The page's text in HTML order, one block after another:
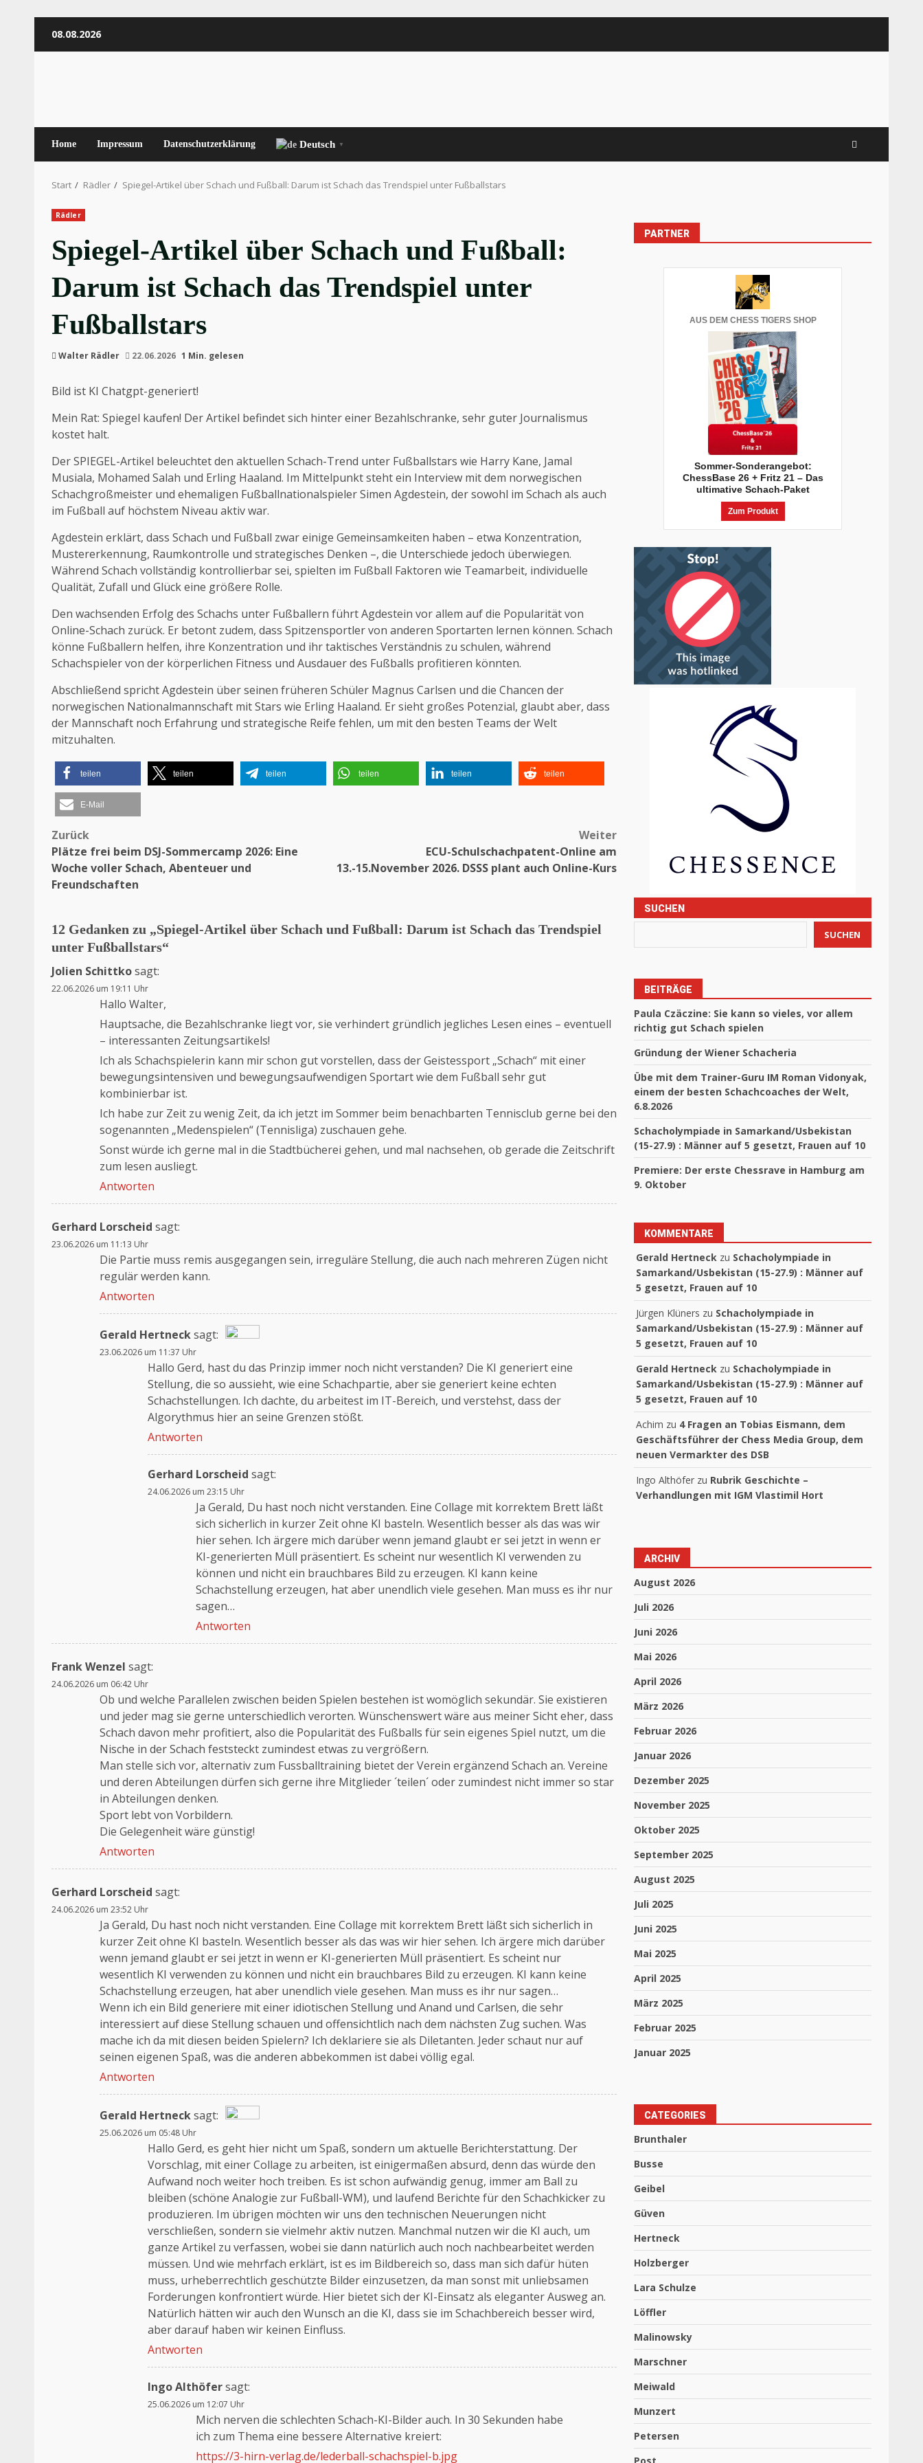
Inhalt08.08.2026
Home Impressum Datenschutzerklärung Deutsch ▼
Start Rädler Spiegel-Artikel über Schach und Fußball: Darum ist Schach das Trendspiel unter Fußballstars
Rädler
Spiegel-Artikel über Schach und Fußball:
Darum ist Schach das Trendspiel unter
Fußballstars
Walter Rädler 22.06.2026 1 Min. gelesen
Bild ist KI Chatgpt-generiert!
Mein Rat: Spiegel kaufen! Der Artikel befindet sich hinter einer Bezahlschranke, sehr guter Journalismus
kostet halt.
Der SPIEGEL-Artikel beleuchtet den aktuellen Schach-Trend unter Fußballstars wie Harry Kane, Jamal
Musiala, Mohamed Salah und Erling Haaland. Im Mittelpunkt steht ein Interview mit dem norwegischen
Schachgroßmeister und ehemaligen FußballnationalspielerSimen Agdestein, der sowohl im Schach als auch
im Fußball auf höchstem Niveau aktiv war.
Agdestein erklärt, dass Schach und Fußball zwar einige Gemeinsamkeiten haben – etwa Konzentration,
Mustererkennung, Raumkontrolle und strategisches Denken –, die Unterschiede jedoch überwiegen.
Während Schach vollständig kontrollierbar sei, spielten im Fußball Faktoren wie Teamarbeit, individuelle
Qualität, Zufall und Glück eine größere Rolle.
Den wachsenden Erfolg des Schachs unter Fußballern führt Agdestein vor allem auf die Popularität von
Online-Schach zurück. Er betont zudem, dass Spitzensportler von anderen Sportarten lernen können. Schach
könne Fußballern helfen, ihre Konzentration und ihr taktisches Verständnis zu schulen, während
Schachspieler von der körperlichen Fitness und Ausdauer des Fußballs profitieren könnten.
Abschließend spricht Agdestein über seinen früheren Schüler Magnus Carlsen und die Chancen der
norwegischen Nationalmannschaft mit Stars wie Erling Haaland. Er sieht großes Potenzial, glaubt aber, dass
der Mannschaft noch Erfahrung und strategische Reife fehlen, um mit den besten Teams der Welt
mitzuhalten.
teilen teilen teilen teilen teilen teilen
E-Mail
Beitragsnavigation
Zurück
Plätze frei beim DSJ-Sommercamp 2026: Eine
Woche voller Schach, Abenteuer und
Freundschaften
Weiter
ECU-Schulschachpatent-Online am
13.-15.November 2026. DSSS plant auch Online-Kurs
12 Gedanken zu „Spiegel-Artikel über Schach und Fußball: Darum ist Schach das Trendspiel
unter Fußballstars“
Jolien Schittkosagt:
22.06.2026 um 19:11 Uhr
Hallo Walter,
Hauptsache, die Bezahlschranke liegt vor, sie verhindert gründlich jegliches Lesen eines – eventuell
– interessanten Zeitungsartikels!
Ich als Schachspielerin kann mir schon gut vorstellen, dass der Geistessport „Schach“ mit einer
bewegungsintensiven und bewegungsaufwendigen Sportart wie dem Fußball sehr gut
kombinierbar ist.
Ich habe zur Zeit zu wenig Zeit, da ich jetzt im Sommer beim benachbarten Tennisclub gerne bei den
sogenannten „Medenspielen“ (Tennisliga) zuschauen gehe.
Sonst würde ich gerne mal in die Stadtbücherei gehen, und mal nachsehen, ob gerade die Zeitschrift
zum lesen ausliegt.
Antworten
Gerhard Lorscheid sagt:
23.06.2026 um 11:13 Uhr
Die Partie muss remis ausgegangen sein, irreguläre Stellung, die auch nach mehreren Zügen nicht
regulär werden kann.
Antworten
Gerald Hertnecksagt:
Das „Echte-Person“-Abzeichen!
Anti-Spam von CleanTalk
23.06.2026 um 11:37 Uhr
Hallo Gerd, hast du das Prinzip immer noch nicht verstanden? Die KI generiert eine
Stellung, die so aussieht, wie eine Schachpartie, aber sie generiert keine echten
Schachstellungen. Ich dachte, du arbeitest im IT-Bereich, und verstehst, dass der
Algorythmus hier an seine Grenzen stößt.
Antworten
Gerhard Lorscheid sagt:
24.06.2026 um 23:15 Uhr
Ja Gerald, Du hast noch nicht verstanden. Eine Collage mit korrektem Brett läßt
sich sicherlich in kurzer Zeit ohne KI basteln. Wesentlich besser als das was wir
hier sehen. Ich ärgere mich darüber wenn jemand glaubt er sei jetzt in wenn er
KI-generierten Müll präsentiert. Es scheint nur wesentlich KI verwenden zu
können und nicht ein brauchbares Bild zu erzeugen. KI kann keine
Schachstellung erzeugen, hat aber unendlich viele gesehen. Man muss es ihr nur
sagen…
Antworten
Frank Wenzel sagt:
24.06.2026 um 06:42 Uhr
Ob und welche Parallelen zwischen beiden Spielen bestehen ist womöglich sekundär. Sie existieren
und jeder mag sie gerne unterschiedlich verorten. Wünschenswert wäre aus meiner Sicht eher, dass
Schach davon mehr profitiert, also die Popularität des Fußballs für sein eigenes Spiel nutzt, um die
Nische in der Schach feststeckt zumindest etwas zu vergrößern.
Man stelle sich vor, alternativ zum Fussballtraining bietet der Verein ergänzend Schach an. Vereine
und deren Abteilungen dürfen sich gerne ihre Mitglieder ´teilen´ oder zumindest nicht immer so star
in Abteilungen denken.
Sport lebt von Vorbildern.
Die Gelegenheit wäre günstig!
Antworten
Gerhard Lorscheid sagt:
24.06.2026 um 23:52 Uhr
Ja Gerald, Du hast noch nicht verstanden. Eine Collage mit korrektem Brett läßt sich sicherlich in
kurzer Zeit ohne KI basteln. Wesentlich besser als das was wir hier sehen. Ich ärgere mich darüber
wenn jemand glaubt er sei jetzt in wenn er KI-generierten Müll präsentiert. Es scheint nur
wesentlich KI verwenden zu können und nicht ein brauchbares Bild zu erzeugen. KI kann keine
Schachstellung erzeugen, hat aber unendlich viele gesehen. Man muss es ihr nur sagen…
Wenn ich ein Bild generiere mit einer idiotischen Stellung und Anand und Carlsen, die sehr
interessiert auf diese Stellung schauen und offensichtlich nach dem nächsten Zug suchen. Was
mache ich da mit diesen beiden Spielern? Ich deklariere sie als Diletanten. Jeder schaut nur auf
seinen eigenen Spaß, was die anderen abbekommen ist dabei völlig egal.
Antworten
Gerald Hertnecksagt:
Das „Echte-Person“-Abzeichen!
Anti-Spam von CleanTalk
25.06.2026 um 05:48 Uhr
Hallo Gerd, es geht hier nicht um Spaß, sondern um aktuelle Berichterstattung. Der
Vorschlag, mit einer Collage zu arbeiten, ist einigermaßen absurd, denn das würde den
Aufwand noch weiter hoch treiben. Es ist schon aufwändig genug, immer am Ball zu
bleiben (schöne Analogie zur Fußball-WM), und laufend Berichte für den Schachkicker zu
produzieren. Im übrigen möchten wir uns den technischen Neuerungen nicht
verschließen, sondern sie vielmehr aktiv nutzen. Manchmal nutzen wir die KI auch, um
ganze Artikel zu verfassen, wobei sie dann natürlich auch noch nachbearbeitet werden
müssen. Und wie mehrfach erklärt, ist es im Bildbereich so, dass man sich dafür hüten
muss, urheberrechtlich geschützte Bilder einzusetzen, da man sonst mit unliebsamen
Forderungen konfrontiert würde. Hier bietet sich der KI-Einsatz als eleganter Ausweg an.
Natürlich hätten wir auch den Wunsch an die KI, dass sie im Schachbereich besser wird,
aber darauf haben wir keinen Einfluss.
Antworten
Ingo Althöfersagt:
25.06.2026 um 12:07 Uhr
Mich nerven die schlechten Schach-KI-Bilder auch. In 30 Sekunden habe
ich zum Thema eine bessere Alternative kreiert:
https://3-hirn-verlag.de/lederball-schachspiel-b.jpg
PARTNER
AUS DEM CHESS TIGERS SHOP
Sommer-Sonderangebot:
ChessBase 26 + Fritz 21 – Das
ultimative Schach-Paket
Zum Produkt
SUCHEN
SUCHEN
BEITRÄGE
Paula Czäczine: Sie kann so vieles, vor allem
richtig gut Schach spielen
Gründung der Wiener Schacheria
Übe mit dem Trainer-Guru IM Roman Vidonyak,
einem der besten Schachcoaches der Welt,
6.8.2026
Schacholympiade in Samarkand/Usbekistan
(15-27.9) : Männer auf 5 gesetzt, Frauen auf 10
Premiere: Der erste Chessrave in Hamburg am
9. Oktober
KOMMENTARE
Gerald Hertneck zu Schacholympiade in
Samarkand/Usbekistan (15-27.9) : Männer auf
5 gesetzt, Frauen auf 10
Jürgen Klüners zu Schacholympiade in
Samarkand/Usbekistan (15-27.9) : Männer auf
5 gesetzt, Frauen auf 10
Gerald Hertneck zu Schacholympiade in
Samarkand/Usbekistan (15-27.9) : Männer auf
5 gesetzt, Frauen auf 10
Achim zu 4 Fragen an Tobias Eismann, dem
Geschäftsführer der Chess Media Group, dem
neuen Vermarkter des DSB
Ingo Althöfer zu Rubrik Geschichte –
Verhandlungen mit IGM Vlastimil Hort
ARCHIV
August 2026
Juli 2026
Juni 2026
Mai 2026
April 2026
März 2026
Februar 2026
Januar 2026
Dezember 2025
November 2025
Oktober 2025
September 2025
August 2025
Juli 2025
Juni 2025
Mai 2025
April 2025
März 2025
Februar 2025
Januar 2025
CATEGORIES
Brunthaler
Busse
Geibel
Güven
Hertneck
Holzberger
Lara Schulze
Löffler
Malinowsky
Marschner
Meiwald
Munzert
Petersen